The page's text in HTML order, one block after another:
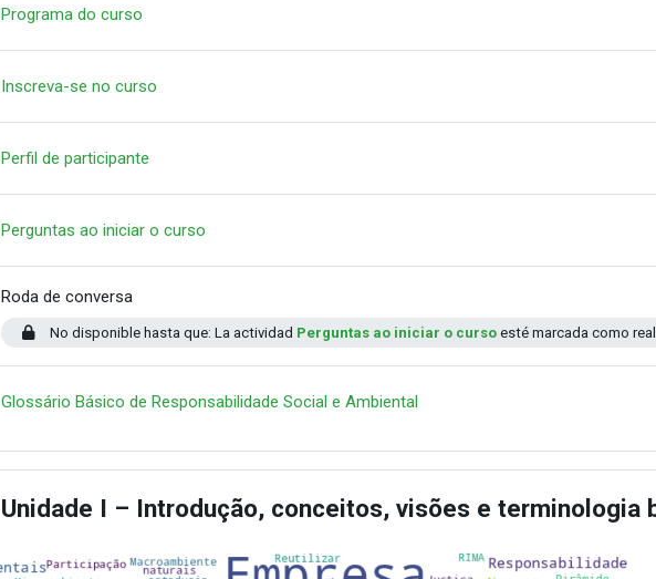
Programa do curso
Inscreva-se no curso
Perfil de participante
Perguntas ao iniciar o curso
Roda de conversa
No disponible hasta que: La actividad Perguntas ao iniciar o cursoesté marcada como
Glossário Básico de Responsabilidade Social e Ambiental
Unidade I – Introdução, conceitos, visões e terminologia